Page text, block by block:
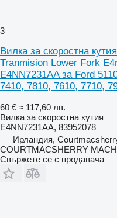
3
Вилка за скоростна
Tranmision Lower Fork
E4NN7231AA за Ford
7410, 7810, 7610, 7710,
60 € ≈ 117,60 лв.
Вилка за скоростна кутия
E4NN7231AA, 83952078
Ирландия,
COURTMACSHERRY
Свържете се с продавача